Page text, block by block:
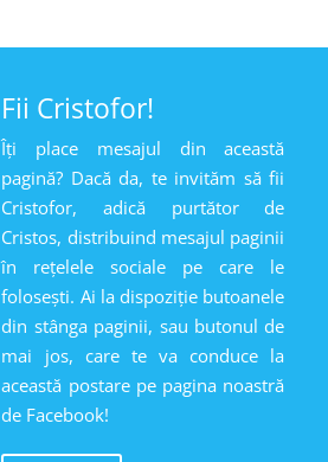
Fii Cristofor!
Îți place mesajul din această
pagină? Dacă da, te invităm să fii
Cristofor, adică purtător de
Cristos, distribuind mesajul paginii
în rețelele sociale pe care le
folosești. Ai la dispoziție butoanele
din stânga paginii, sau butonul de
mai jos, care te va conduce la
această postare pe pagina noastră
de Facebook!